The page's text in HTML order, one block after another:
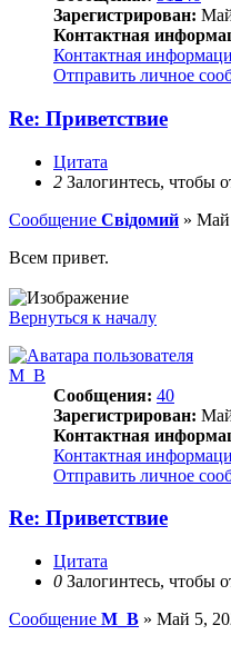
Зарегистрирован:
Контактная
Контактная
Отправить личное
Re: Приветствие
Цитата
2 Залогинтесь, чтобы
Сообщение Свідомий » Май
Всем привет.
Вернуться к началу
M_B
Сообщения: 40
Зарегистрирован:
Контактная
Контактная
Отправить личное
Re: Приветствие
Цитата
0 Залогинтесь, чтобы
Сообщение M_B » Май 5,